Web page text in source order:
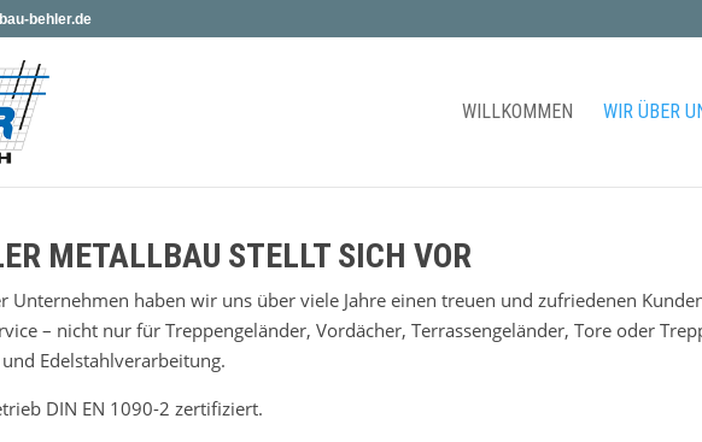
behler.de
WILLKOMMEN WIR ÜBER
METALLBAU STELLT SICH VOR
Unternehmen haben wir uns über viele Jahre einen treuen und zufriedenen
– nicht nur für Treppengeländer, Vordächer, Terrassengeländer, Tore oder
Edelstahlverarbeitung.
DIN EN 1090-2 zertifiziert.